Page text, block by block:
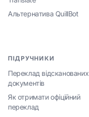
Альтернатива QuillBot
ПІДРУЧНИКИ
Переклад відсканованих
документів
Як отримати офіційний
переклад